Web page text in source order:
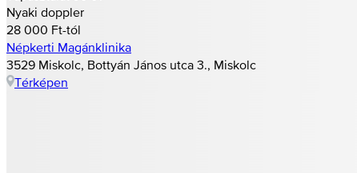
Nyaki doppler
28 000 Ft-tól
Népkerti Magánklinika
3529 Miskolc, Bottyán János utca 3., Miskolc
Térképen